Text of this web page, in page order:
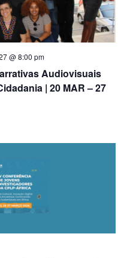
@ 8:00 pm
Audiovisuais
| 20 MAR – 27